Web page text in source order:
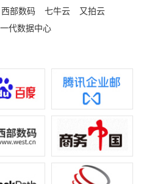
西部数码 七牛云
又拍云
代数据中心